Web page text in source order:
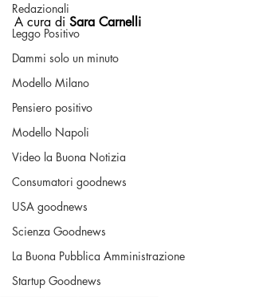
Redazionali
Leggo Positivo
Dammi solo un minuto
Modello Milano
Pensiero positivo
Modello Napoli
Video la Buona Notizia
Consumatori goodnews
USA goodnews
Scienza Goodnews
La Buona Pubblica Amministrazione
Startup Goodnews
A cura di Sara Carnelli